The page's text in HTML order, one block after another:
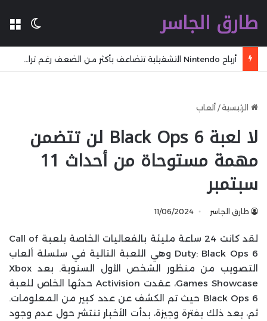
طارق الجاسر
الرئيسية/ ألعاب
لا لعبة Black Ops 6 لن تتضمن
مهمة مستوحاة من أحداث 11
سبتمبر
طارق الجاسر 11/06/2024
لقد كانت 24 ساعة مليئة بالفعاليات الخاصة بلعبة Call of
Duty: Black Ops 6 وهي اللعبة التالية في سلسلة ألعاب
التصويب من منظور الشخص الأول السنوية. بعد Xbox
Games Showcase، عقدت Activision حدثها الخاص للعبة
Black Ops 6 حيث تم الكشف عن عدد كبير من المعلومات.
ثم، بعد ذلك بفترة وجيزة، بدأت الأخبار تنتشر حول عدم وجود